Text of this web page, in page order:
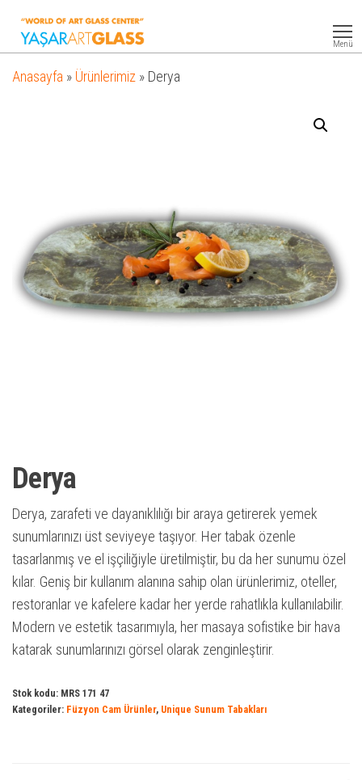
Glass
Menü
Anasayfa » Ürünlerimiz » Derya
Derya
Derya, zarafeti ve dayanıklılığı bir araya getirerek yemek
sunumlarınızı üst seviyeye taşıyor. Her tabak özenle
tasarlanmış ve el işçiliğiyle üretilmiştir, bu da her sunumu özel
kılar. Geniş bir kullanım alanına sahip olan ürünlerimiz, oteller,
restoranlar ve kafelere kadar her yerde rahatlıkla kullanılabilir.
Modern ve estetik tasarımıyla, her masaya sofistike bir hava
katarak sunumlarınızı görsel olarak zenginleştirir.
Stok kodu: MRS 171 47
Kategoriler: Füzyon Cam Ürünler, Unique Sunum Tabakları